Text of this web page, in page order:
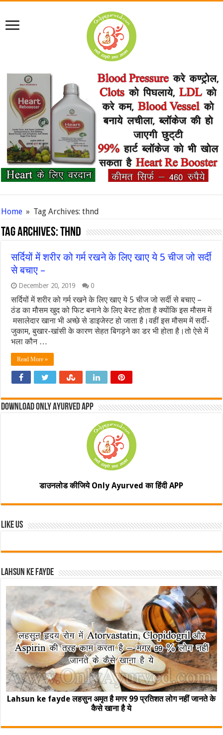
Home » Tag Archives: thnd
Tag Archives:thnd
सर्दियों में शरीर को गर्म रखने के लिए खाए ये 5 चीज जो सर्दी
से बचाए –
December 20, 2019 0
सर्दियों में शरीर को गर्म रखने के लिए खाए ये 5 चीज जो सर्दी से बचाए –
ठंड का मौसम खुद को फिट बनाने के लिए बेस्ट होता है क्योंकि इस मौसम में
मसालेदार खाना भी अच्छे से डाइजेस्ट हो जाता है।वहीं इस मौसम में सर्दी-
जुकाम, बुखार-खांसी के कारण सेहत बिगड़ने का डर भी होता है।तो ऐसे में
भला कौन …
Read More »
Download Only Ayurved App
डाउनलोड कीजिये Only Ayurved का हिंदी APP
Like Us
Lahsun ke fayde
Lahsun ke fayde लहसुन अमृत है मगर 99 प्रतिशत लोग नहीं जानते के
कैसे खाना है ये